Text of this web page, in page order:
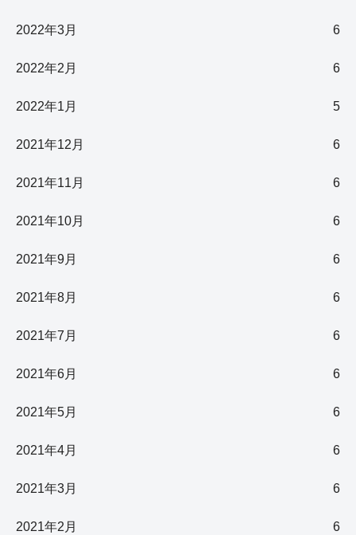
2022年3月 6
2022年2月 6
2022年1月 5
2021年12月 6
2021年11月 6
2021年10月 6
2021年9月 6
2021年8月 6
2021年7月 6
2021年6月 6
2021年5月 6
2021年4月 6
2021年3月 6
2021年2月 6